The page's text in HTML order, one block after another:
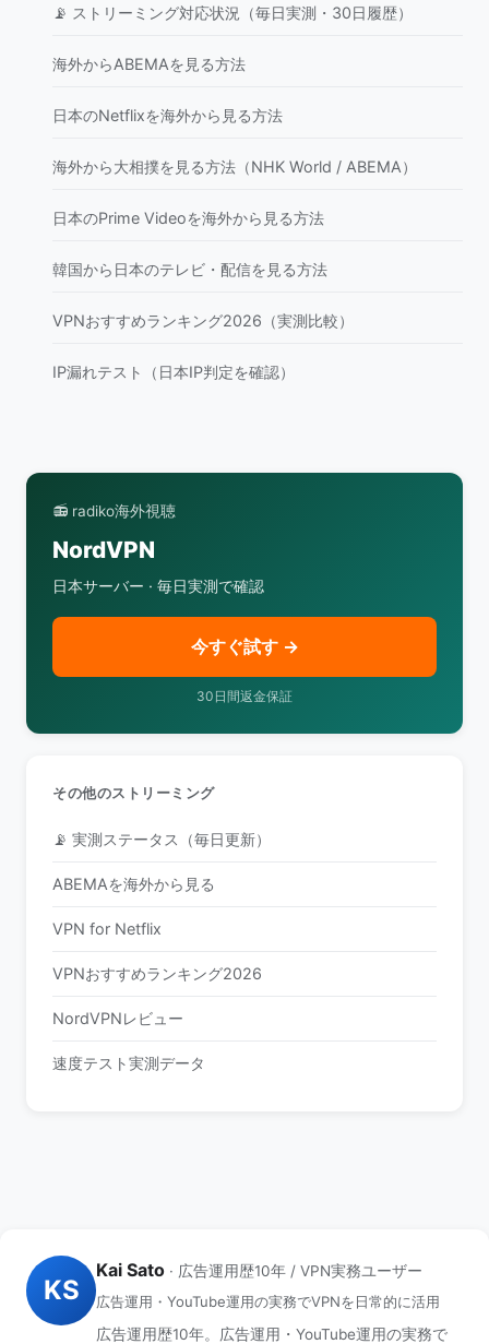
📡 ストリーミング対応状況（毎日実測・30日履歴）
海外からABEMAを見る方法
日本のNetflixを海外から見る方法
海外から大相撲を見る方法（NHK World / ABEMA）
日本のPrime Videoを海外から見る方法
韓国から日本のテレビ・配信を見る方法
VPNおすすめランキング2026（実測比較）
IP漏れテスト（日本IP判定を確認）
📻 radiko海外視聴
NordVPN
日本サーバー · 毎日実測で確認
今すぐ試す →
30日間返金保証
その他のストリーミング
📡 実測ステータス（毎日更新）
ABEMAを海外から見る
VPN for Netflix
VPNおすすめランキング2026
NordVPNレビュー
速度テスト実測データ
KS
Kai Sato · 広告運用歴10年 / VPN実務ユーザー
広告運用・YouTube運用の実務でVPNを日常的に活用
広告運用歴10年。広告運用・YouTube運用の実務で